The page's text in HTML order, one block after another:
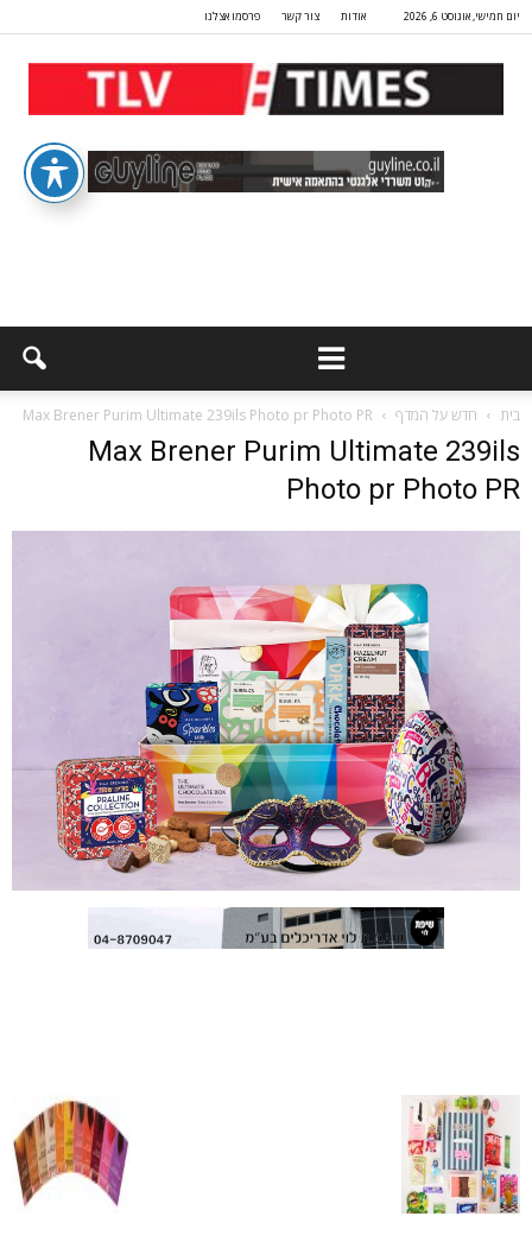
יום חמישי, אוגוסט 6, 2026 אודות צור קשר פרסמו אצלנו
בית חדש על המדף Max Brener Purim Ultimate 239ils Photo pr Photo PR
Max Brener Purim Ultimate 239ils
Photo pr Photo PR